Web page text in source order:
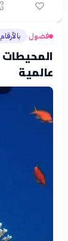
فضول› بالأرقام
المحيطات
عالمية